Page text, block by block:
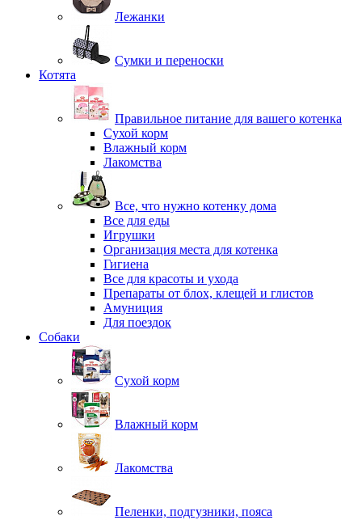
Лежанки
Сумки и переноски
Котята
Правильное питание для вашего котенка
Сухой корм
Влажный корм
Лакомства
Все, что нужно котенку дома
Все для еды
Игрушки
Организация места для котенка
Гигиена
Все для красоты и ухода
Препараты от блох, клещей и глистов
Амуниция
Для поездок
Собаки
Сухой корм
Влажный корм
Лакомства
Пеленки, подгузники, пояса